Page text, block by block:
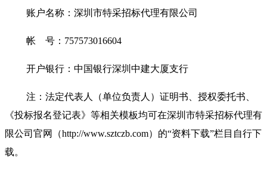
账户名称：深圳市特采招标代理有限公司
帐 号：757573016604
开户银行：中国银行深圳中建大厦支行
注：法定代表人（单位负责人）证明书、授权委托书、
《投标报名登记表》等相关模板均可在深圳市特采招标代理有
限公司官网（http://www.sztczb.com）的“资料下载”栏目自行下
载。